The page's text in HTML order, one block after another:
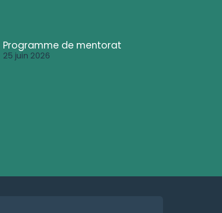
Programme de mentorat
25 juin 2026